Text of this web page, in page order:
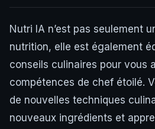
Nutri IA n’est pas seulement
nutrition, elle est également
conseils culinaires pour vous
compétences de chef étoilé.
de nouvelles techniques
nouveaux ingrédients et